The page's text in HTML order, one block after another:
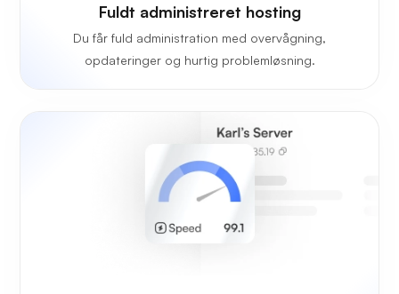
Fuldt administreret hosting
Du får fuld administration med overvågning,
opdateringer og hurtig problemløsning.